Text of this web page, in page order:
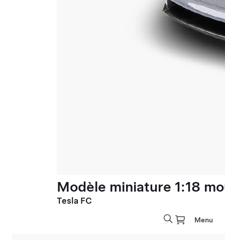
Modèle miniature 1:18
Tesla FC
Menu